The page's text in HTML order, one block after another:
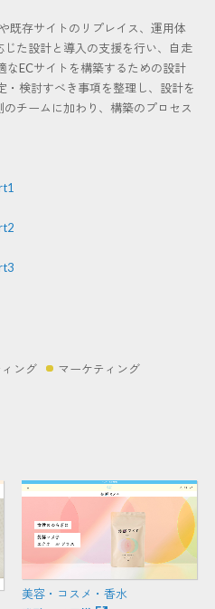
既存サイトのリプレイス、運用体
た設計と導入の支援を行い、自走
なECサイトを構築するための設計
・検討すべき事項を整理し、設計を
チームに加わり、構築のプロセス
ング
マーケティング
美容・コスメ・香水